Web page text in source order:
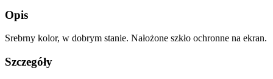
Opis
Srebrny kolor, w dobrym stanie. Nałożone szkło ochronne na ekran.
Szczegóły